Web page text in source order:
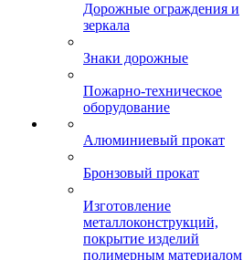
Дорожные ограждения и
зеркала
Знаки дорожные
Пожарно-техническое
оборудование
Алюминиевый прокат
Бронзовый прокат
Изготовление
металлоконструкций,
покрытие изделий
полимерным материалом